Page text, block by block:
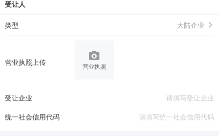
受让人
类型 大陆企业
营业执照上传 营业执照
受让企业
统一社会信用代码